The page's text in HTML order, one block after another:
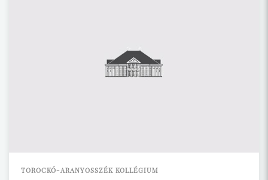
TOROCKÓ-ARANYOSSZÉK KOLLÉGIUM